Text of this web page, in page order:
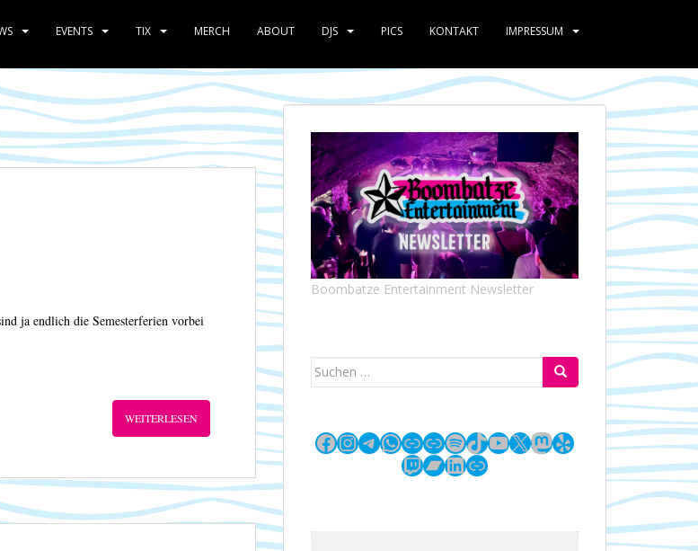
EVENTS TIX MERCH ABOUT DJS PICS KONTAKT IMPRESSUM
ja endlich die Semesterferien vorbei
WEITERLESEN
Boombatze Entertainment Newsletter
Suchen
Facebook
Instagram
Telegram
WhatsApp
LinkLinkSpotify
TikTok
YouTube
X Mastodon
Yelp
Twitch
Bandcamp
LinkedIn
Link